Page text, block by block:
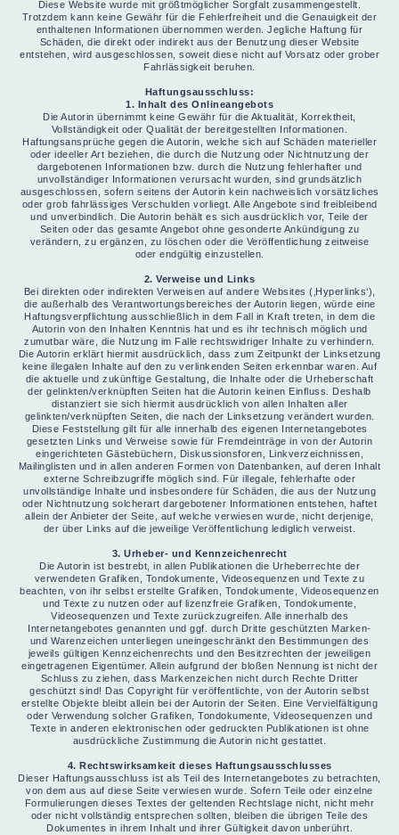
Diese Website wurde mit größtmöglicher Sorgfalt zusammengestellt.
Trotzdem kann keine Gewähr für die Fehlerfreiheit und die Genauigkeit der
enthaltenen Informationen übernommen werden. Jegliche Haftung für
Schäden, die direkt oder indirekt aus der Benutzung dieser Website
entstehen, wird ausgeschlossen, soweit diese nicht auf Vorsatz oder grober
Fahrlässigkeit beruhen.
Haftungsausschluss:
1. Inhalt des Onlineangebots
Die Autorin übernimmt keine Gewähr für die Aktualität, Korrektheit,
Vollständigkeit oder Qualität der bereitgestellten Informationen.
Haftungsansprüche gegen die Autorin, welche sich auf Schäden materieller
oder ideeller Art beziehen, die durch die Nutzung oder Nichtnutzung der
dargebotenen Informationen bzw. durch die Nutzung fehlerhafter und
unvollständiger Informationen verursacht wurden, sind grundsätzlich
ausgeschlossen, sofern seitens der Autorin kein nachweislich vorsätzliches
oder grob fahrlässiges Verschulden vorliegt. Alle Angebote sind freibleibend
und unverbindlich. Die Autorin behält es sich ausdrücklich vor, Teile der
Seiten oder das gesamte Angebot ohne gesonderte Ankündigung zu
verändern, zu ergänzen, zu löschen oder die Veröffentlichung zeitweise
oder endgültig einzustellen.
2. Verweise und Links
Bei direkten oder indirekten Verweisen auf andere Websites (‚Hyperlinks‘),
die außerhalb des Verantwortungsbereiches der Autorin liegen, würde eine
Haftungsverpflichtung ausschließlich in dem Fall in Kraft treten, in dem die
Autorin von den Inhalten Kenntnis hat und es ihr technisch möglich und
zumutbar wäre, die Nutzung im Falle rechtswidriger Inhalte zu verhindern.
Die Autorin erklärt hiermit ausdrücklich, dass zum Zeitpunkt der Linksetzung
keine illegalen Inhalte auf den zu verlinkenden Seiten erkennbar waren. Auf
die aktuelle und zukünftige Gestaltung, die Inhalte oder die Urheberschaft
der gelinkten/verknüpften Seiten hat die Autorin keinen Einfluss. Deshalb
distanziert sie sich hiermit ausdrücklich von allen Inhalten aller
gelinkten/verknüpften Seiten, die nach der Linksetzung verändert wurden.
Diese Feststellung gilt für alle innerhalb des eigenen Internetangebotes
gesetzten Links und Verweise sowie für Fremdeinträge in von der Autorin
eingerichteten Gästebüchern, Diskussionsforen, Linkverzeichnissen,
Mailinglisten und in allen anderen Formen von Datenbanken, auf deren Inhalt
externe Schreibzugriffe möglich sind. Für illegale, fehlerhafte oder
unvollständige Inhalte und insbesondere für Schäden, die aus der Nutzung
oder Nichtnutzung solcherart dargebotener Informationen entstehen, haftet
allein der Anbieter der Seite, auf welche verwiesen wurde, nicht derjenige,
der über Links auf die jeweilige Veröffentlichung lediglich verweist.
3. Urheber- und Kennzeichenrecht
Die Autorin ist bestrebt, in allen Publikationen die Urheberrechte der
verwendeten Grafiken, Tondokumente, Videosequenzen und Texte zu
beachten, von ihr selbst erstellte Grafiken, Tondokumente, Videosequenzen
und Texte zu nutzen oder auf lizenzfreie Grafiken, Tondokumente,
Videosequenzen und Texte zurückzugreifen. Alle innerhalb des
Internetangebotes genannten und ggf. durch Dritte geschützten Marken-
und Warenzeichen unterliegen uneingeschränkt den Bestimmungen des
jeweils gültigen Kennzeichenrechts und den Besitzrechten der jeweiligen
eingetragenen Eigentümer. Allein aufgrund der bloßen Nennung ist nicht der
Schluss zu ziehen, dass Markenzeichen nicht durch Rechte Dritter
geschützt sind! Das Copyright für veröffentlichte, von der Autorin selbst
erstellte Objekte bleibt allein bei der Autorin der Seiten. Eine Vervielfältigung
oder Verwendung solcher Grafiken, Tondokumente, Videosequenzen und
Texte in anderen elektronischen oder gedruckten Publikationen ist ohne
ausdrückliche Zustimmung die Autorin nicht gestattet.
4. Rechtswirksamkeit dieses Haftungsausschlusses
Dieser Haftungsausschluss ist als Teil des Internetangebotes zu betrachten,
von dem aus auf diese Seite verwiesen wurde. Sofern Teile oder einzelne
Formulierungen dieses Textes der geltenden Rechtslage nicht, nicht mehr
oder nicht vollständig entsprechen sollten, bleiben die übrigen Teile des
Dokumentes in ihrem Inhalt und ihrer Gültigkeit davon unberührt.